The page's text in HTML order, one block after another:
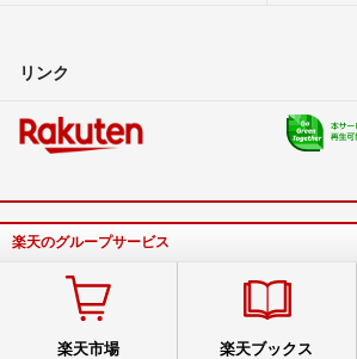
リンク
楽天のグループサービス
楽天市場 楽天ブックス